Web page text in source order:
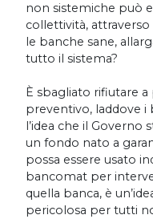
non sistemiche può
collettività,
le banche sane,
tutto il sistema?
È sbagliato rifiutare a
preventivo, laddove i
l’idea che il Governo
un fondo nato a
possa essere usato
bancomat per
quella banca, è
pericolosa per tutti